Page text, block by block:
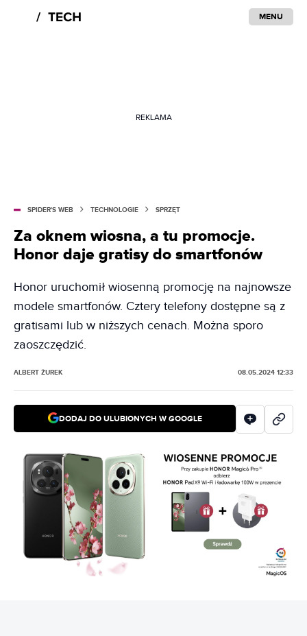
MENU
REKLAMA
SPIDER'S WEB TECHNOLOGIE SPRZĘT
Za oknem wiosna, a tu promocje.
Honor daje gratisy do smartfonów
Honor uruchomił wiosenną promocję na najnowsze
modele smartfonów. Cztery telefony dostępne są z
gratisami lub w niższych cenach. Można sporo
zaoszczędzić.
ALBERT ŻUREK 08.05.2024 12:33
DODAJ DO ULUBIONYCH W GOOGLE